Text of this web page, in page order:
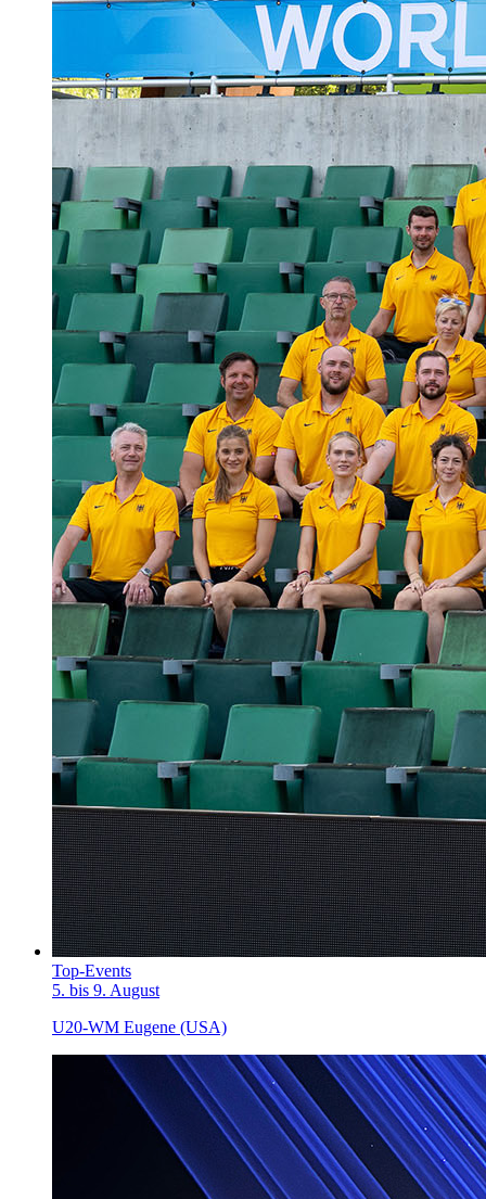
Top-Events
5. bis 9. August
U20-WM Eugene (USA)